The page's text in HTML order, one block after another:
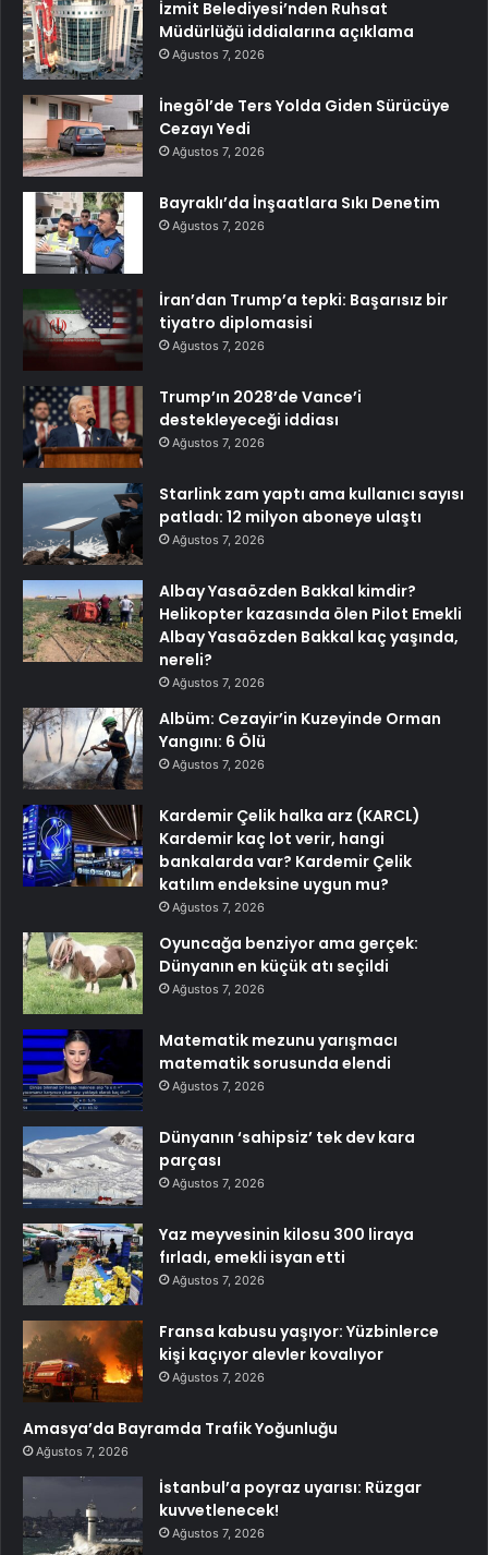
İzmit Belediyesi’nden Ruhsat
Müdürlüğü iddialarına açıklama
Ağustos 7, 2026
İnegöl’de Ters Yolda Giden Sürücüye
Cezayı Yedi
Ağustos 7, 2026
Bayraklı’da İnşaatlara Sıkı Denetim
Ağustos 7, 2026
İran’dan Trump’a tepki: Başarısız bir
tiyatro diplomasisi
Ağustos 7, 2026
Trump’ın 2028’de Vance’i
destekleyeceği iddiası
Ağustos 7, 2026
Starlink zam yaptı ama kullanıcı sayısı
patladı: 12 milyon aboneye ulaştı
Ağustos 7, 2026
Albay Yasaözden Bakkal kimdir?
Helikopter kazasında ölen Pilot Emekli
Albay Yasaözden Bakkal kaç yaşında,
nereli?
Ağustos 7, 2026
Albüm: Cezayir’in Kuzeyinde Orman
Yangını: 6 Ölü
Ağustos 7, 2026
Kardemir Çelik halka arz (KARCL)
Kardemir kaç lot verir, hangi
bankalarda var? Kardemir Çelik
katılım endeksine uygun mu?
Ağustos 7, 2026
Oyuncağa benziyor ama gerçek:
Dünyanın en küçük atı seçildi
Ağustos 7, 2026
Matematik mezunu yarışmacı
matematik sorusunda elendi
Ağustos 7, 2026
Dünyanın ‘sahipsiz’ tek dev kara
parçası
Ağustos 7, 2026
Yaz meyvesinin kilosu 300 liraya
fırladı, emekli isyan etti
Ağustos 7, 2026
Fransa kabusu yaşıyor: Yüzbinlerce
kişi kaçıyor alevler kovalıyor
Ağustos 7, 2026
Amasya’da Bayramda Trafik Yoğunluğu
Ağustos 7, 2026
İstanbul’a poyraz uyarısı: Rüzgar
kuvvetlenecek!
Ağustos 7, 2026